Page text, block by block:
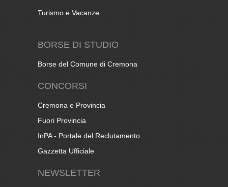
Turismo e Vacanze
BORSE DI STUDIO
Borse del Comune di Cremona
CONCORSI
Cremona e Provincia
Fuori Provincia
InPA - Portale del Reclutamento
Gazzetta Ufficiale
NEWSLETTER